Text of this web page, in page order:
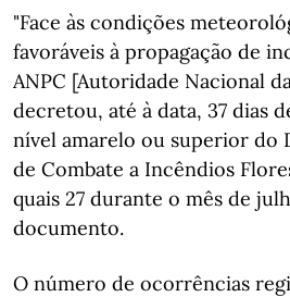
"Face às condições
favoráveis à propagação de
ANPC [Autoridade Nacional
decretou, até à data, 37 dias
nível amarelo ou superior do
de Combate a Incêndios
quais 27 durante o mês de
documento.
O número de ocorrências